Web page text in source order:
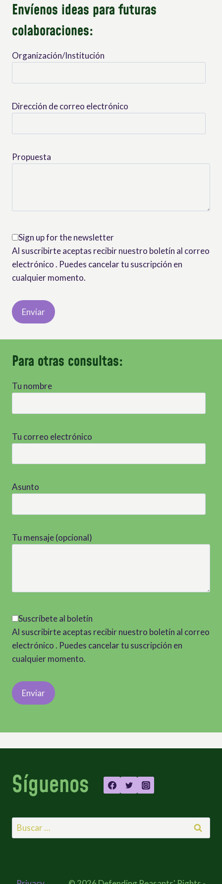
Envíenos ideas para futuras
colaboraciones:
Organización/Institución
Dirección de correo electrónico
Propuesta
Sign up for the newsletter
Al suscribirte aceptas recibir nuestro boletín al correo
electrónico . Puedes cancelar tu suscripción en
cualquier momento.
Para otras consultas:
Tu nombre
Tu correo electrónico
Asunto
Tu mensaje (opcional)
Suscríbete al boletín
Al suscribirte aceptas recibir nuestro boletín al correo
electrónico . Puedes cancelar tu suscripción en
cualquier momento.
Síguenos
Buscar: